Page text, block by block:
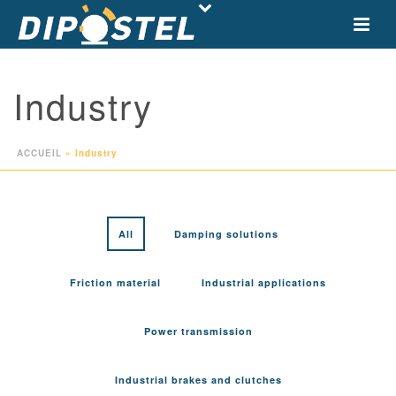
Industry
ACCUEIL » Industry
All Damping solutions
Friction material Industrial applications
Power transmission
Industrial brakes and clutches